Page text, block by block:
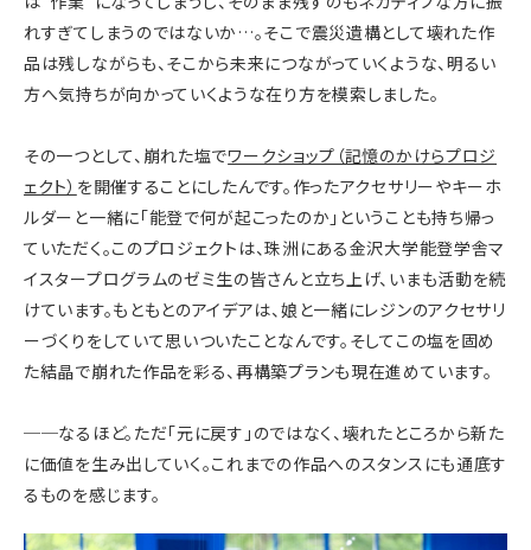
れすぎてしまうのではないか…。そこで震災遺構として壊れた作
品は残しながらも、そこから未来につながっていくような、明るい
方へ気持ちが向かっていくような在り方を模索しました。
その一つとして、崩れた塩でワークショップ（記憶のかけらプロジ
ェクト） を開催することにしたんです。作ったアクセサリーやキーホ
ルダーと一緒に「能登で何が起こったのか」ということも持ち帰っ
ていただく。このプロジェクトは、珠洲にある金沢大学能登学舎マ
イスタープログラムのゼミ生の皆さんと立ち上げ、いまも活動を続
けています。もともとのアイデアは、娘と一緒にレジンのアクセサリ
ーづくりをしていて思いついたことなんです。そしてこの塩を固め
た結晶で崩れた作品を彩る、再構築プランも現在進めています。
──なるほど。ただ「元に戻す」のではなく、壊れたところから新た
に価値を生み出していく。これまでの作品へのスタンスにも通底す
るものを感じます。